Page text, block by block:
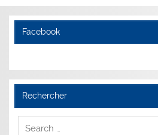
Facebook
Rechercher